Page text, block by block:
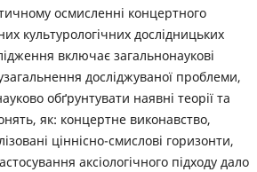
осмисленні концертного
культурологічних дослідницьких
включає загальнонаукові
досліджуваної проблеми,
обґрунтувати наявні теорії та
як: концертне виконавство,
ціннісно-смислові горизонти,
аксіологічного підходу дало